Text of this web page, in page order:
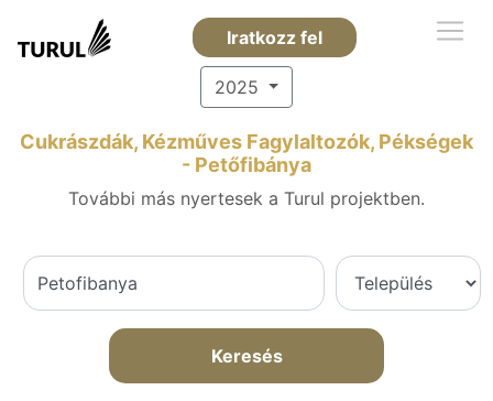
Iratkozz fel
2025
Cukrászdák, Kézműves Fagylaltozók, Pékségek
- Petőfibánya
További más nyertesek a Turul projektben.
Keresés